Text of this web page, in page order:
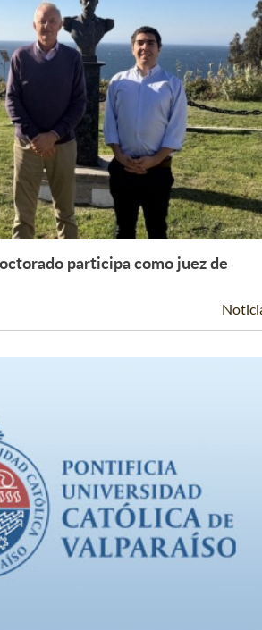
Leer Más +
participa como juez de